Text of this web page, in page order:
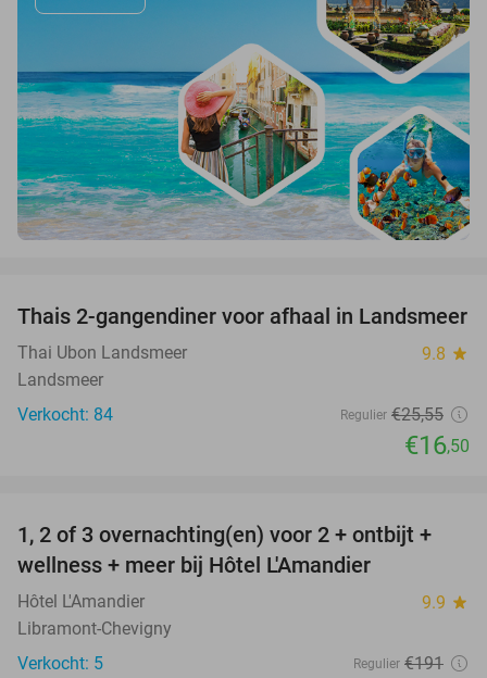
35%
Thais 2-gangendiner voor afhaal in Landsmeer
Thai Ubon Landsmeer 9.8 star
Landsmeer
Verkocht: 84
Regulier €25,55
€16,50
32%
TODAY
1, 2 of 3 overnachting(en) voor 2 + ontbijt +
wellness + meer bij Hôtel L'Amandier
Hôtel L'Amandier 9.9 star
Libramont-Chevigny
Verkocht: 5
Regulier €191